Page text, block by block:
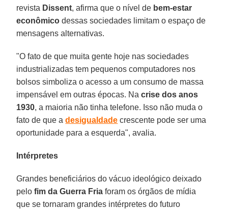
revista Dissent, afirma que o nível de bem-estar
econômico dessas sociedades limitam o espaço de
mensagens alternativas.
"O fato de que muita gente hoje nas sociedades
industrializadas tem pequenos computadores nos
bolsos simboliza o acesso a um consumo de massa
impensável em outras épocas. Na crise dos anos
1930, a maioria não tinha telefone. Isso não muda o
fato de que adesigualdade crescente pode ser uma
oportunidade para a esquerda", avalia.
Intérpretes
Grandes beneficiários do vácuo ideológico deixado
pelofim da Guerra Fria foram os órgãos de mídia
que se tornaram grandes intérpretes do futuro